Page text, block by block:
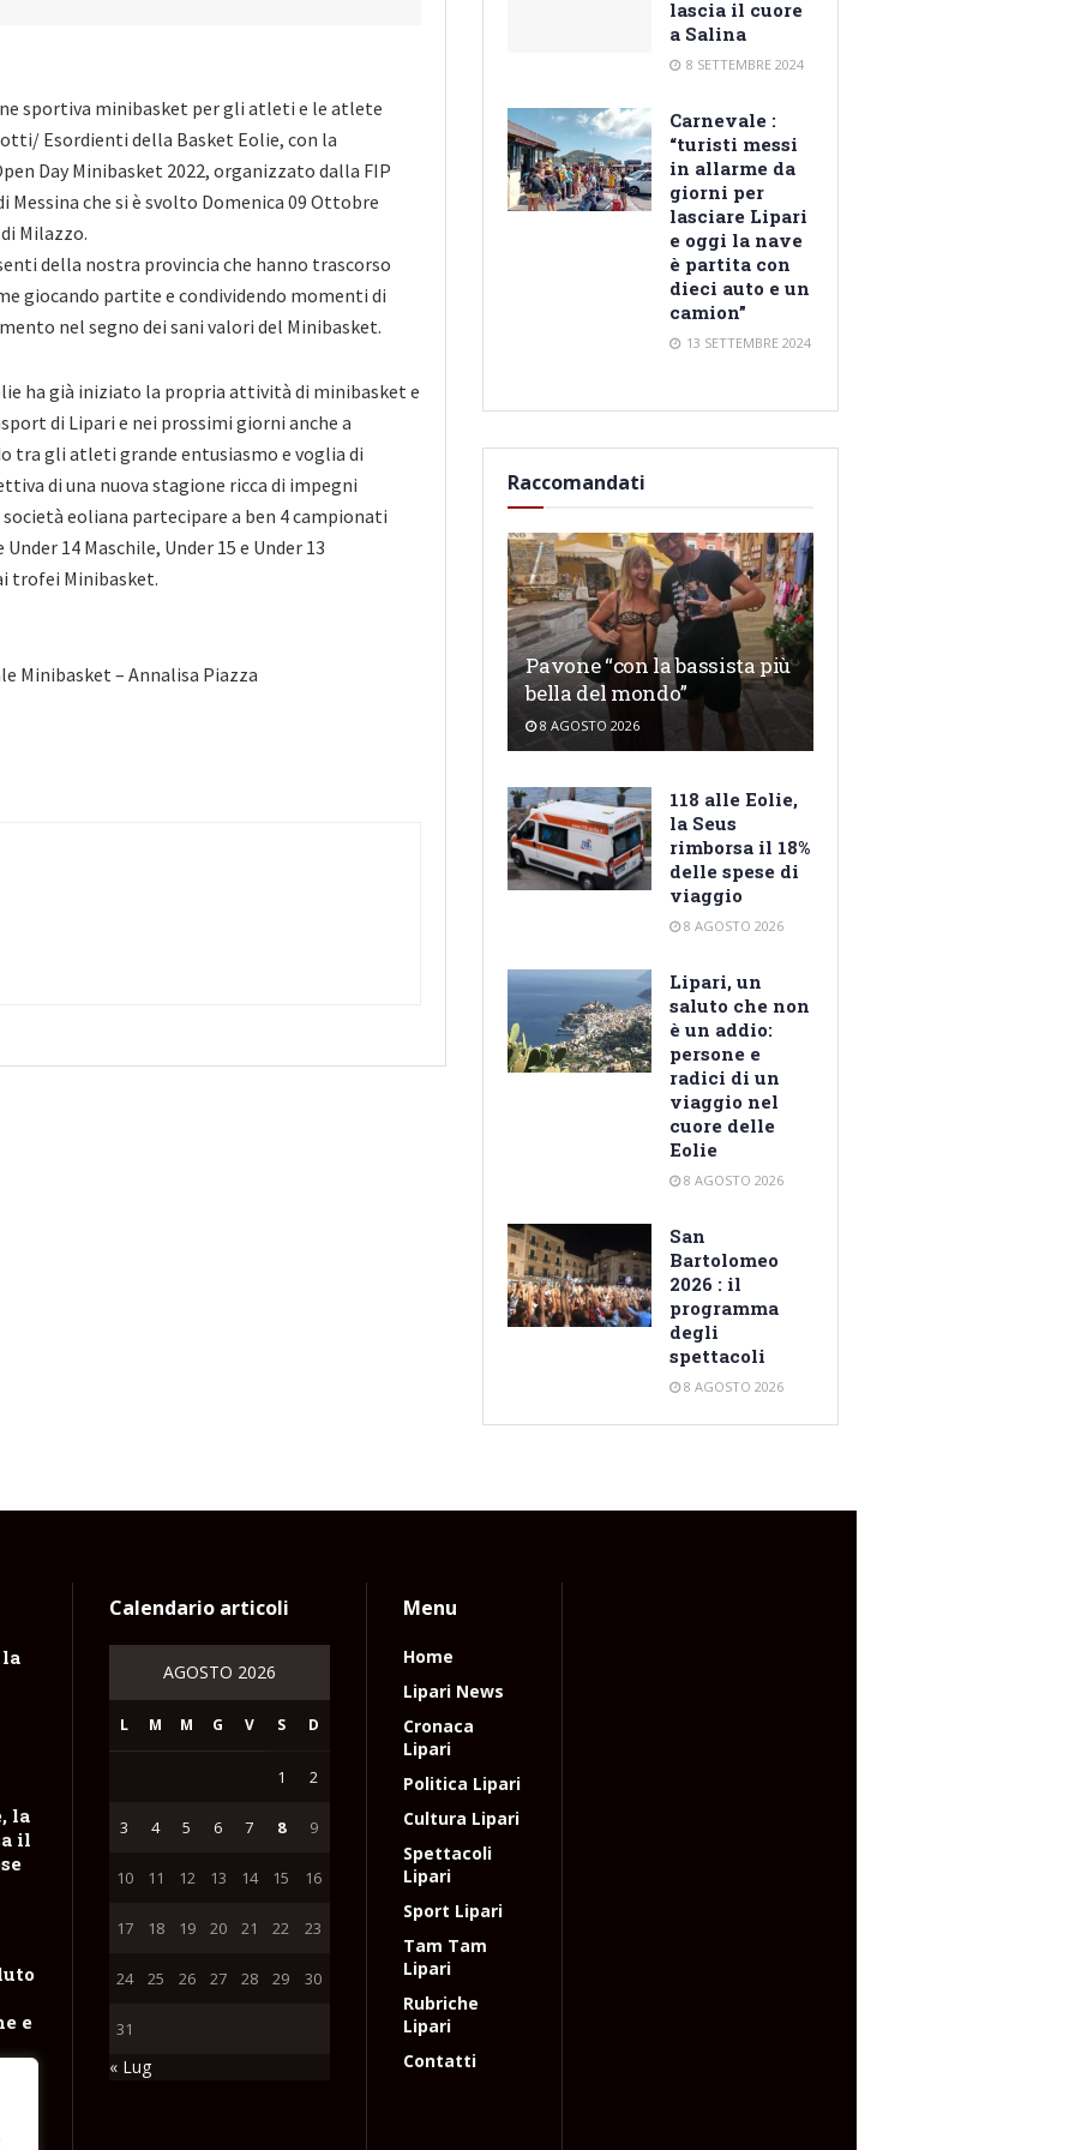
sportiva minibasket per gli atleti e le atlete
Esordienti della Basket Eolie, con la
Day Minibasket 2022, organizzato dalla FIP
che si è svolto Domenica 09 Ottobre
Milazzo.
della nostra provincia che hanno trascorso
giocando partite e condividendo momenti di
nel segno dei sani valori del Minibasket.
ha già iniziato la propria attività di minibasket e
di Lipari e nei prossimi giorni anche a
tra gli atleti grande entusiasmo e voglia di
di una nuova stagione ricca di impegni
eoliana partecipare a ben 4 campionati
14 Maschile, Under 15 e Under 13
trofei Minibasket.
Minibasket – Annalisa Piazza
lascia il cuore
a Salina
8 SETTEMBRE 2024
Carnevale :
“turisti messi
in allarme da
giorni per
lasciare Lipari
e oggi la nave
è partita con
dieci auto e un
camion”
13 SETTEMBRE 2024
Raccomandati
Pavone “con la bassista più
bella del mondo”
8 AGOSTO 2026
118 alle Eolie,
la Seus
rimborsa il 18%
delle spese di
viaggio
8 AGOSTO 2026
Lipari, un
saluto che non
è un addio:
persone e
radici di un
viaggio nel
cuore delle
Eolie
8 AGOSTO 2026
San
Bartolomeo
2026 : il
programma
degli
spettacoli
8 AGOSTO 2026
la
la
il
e
Calendario articoli
AGOSTO 2026
L M M G V S D
1 2
3 4 5 6 7 8 9
10 11 12 13 14 15 16
17 18 19 20 21 22 23
24 25 26 27 28 29 30
31
« Lug
Menu
Home
Lipari News
Cronaca
Lipari
Politica Lipari
Cultura Lipari
Spettacoli
Lipari
Sport Lipari
Tam Tam
Lipari
Rubriche
Lipari
Contatti